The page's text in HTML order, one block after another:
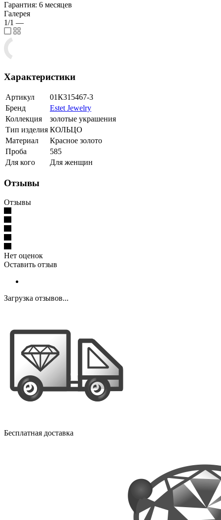
Гарантия: 6 месяцев
Галерея
1/1 —
Характеристики
Артикул
01К315467-3
Бренд
Estet Jewelry
Коллекция
золотые украшения
Тип изделия КОЛЬЦО
Материал
Красное золото
Проба
585
Для кого
Для женщин
Отзывы
Отзывы
Нет оценок
Оставить отзыв
Загрузка отзывов...
Бесплатная доставка